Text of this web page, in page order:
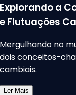
Explorando a
e Flutuações
Mergulhando no
dois conceitos-
cambiais.
Ler Mais